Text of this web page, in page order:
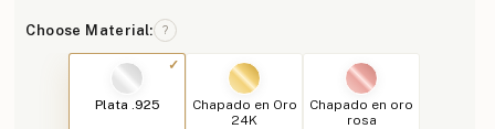
Choose Material: ?
Plata .925
Chapado en Oro
24K
Chapado en oro
rosa